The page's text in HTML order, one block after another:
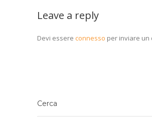
Leave a reply
Devi essere connesso per inviare un
Cerca